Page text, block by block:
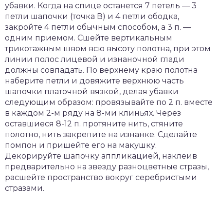
убавки. Когда на спице останется 7 петель — 3
петли шапочки (точка В) и 4 петли ободка,
закройте 4 петли обычным способом, а 3 п. —
одним приемом. Сшейте вертикальным
трикотажным швом всю высоту полотна, при этом
линии полос лицевой и изнаночной глади
должны совпадать. По верхнему краю полотна
наберите петли и довяжите верхнюю часть
шапочки платочной вязкой, делая убавки
следующим образом: провязывайте по 2 п. вместе
в каждом 2-м ряду на 8-ми клиньях. Через
оставшиеся 8-12 п. протяните нить, стяните
полотно, нить закрепите на изнанке. Сделайте
помпон и пришейте его на макушку.
Декорируйте шапочку аппликацией, наклеив
предварительно на звезду разноцветные стразы,
расшейте пространство вокруг серебристыми
стразами.